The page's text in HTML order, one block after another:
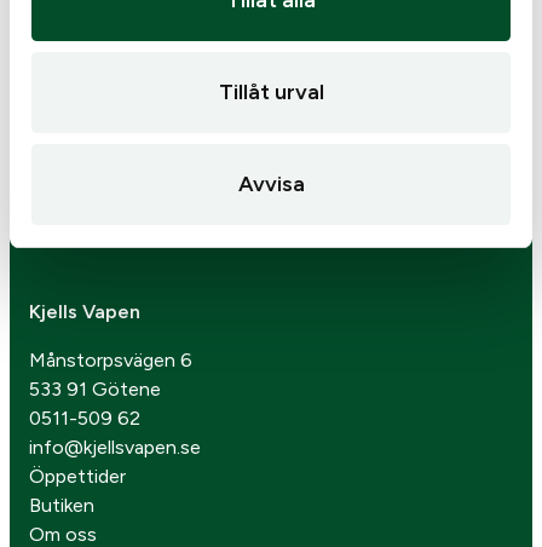
Tillåt urval
Avvisa
Kjells Vapen
Månstorpsvägen 6
533 91 Götene
0511-509 62
info@kjellsvapen.se
Öppettider
Butiken
Om oss